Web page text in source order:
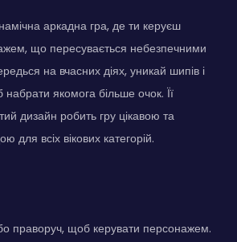
аркадна гра, де ти керуєш
що пересувається небезпечними
на вчасних діях, уникай шипів і
якомога більше очок. Її
дизайн робить гру цікавою та
для всіх вікових категорій.
праворуч, щоб керувати персонажем.